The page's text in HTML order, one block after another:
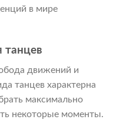
в мире
танцев
движений и
танцев характерна
максимально
некоторые моменты.